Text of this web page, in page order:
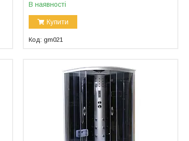
В наявності
Купити
gm021